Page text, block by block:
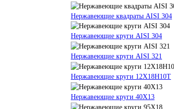
Нержавеющие квадраты AISI 304
Нержавеющие круги AISI 304
Нержавеющие круги AISI 321
Нержавеющие круги 12Х18Н10Т
Нержавеющие круги 40Х13